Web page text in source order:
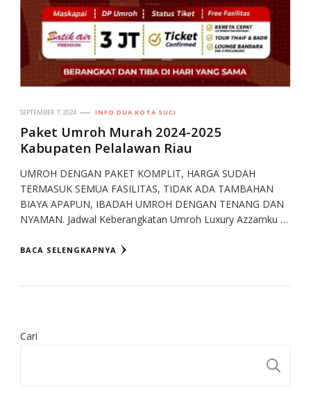
SEPTEMBER 7, 2024 INFO DUA KOTA SUCI
Paket Umroh Murah 2024-2025
Kabupaten Pelalawan Riau
UMROH DENGAN PAKET KOMPLIT, HARGA SUDAH
TERMASUK SEMUA FASILITAS, TIDAK ADA TAMBAHAN
BIAYA APAPUN, IBADAH UMROH DENGAN TENANG DAN
NYAMAN. Jadwal Keberangkatan Umroh Luxury Azzamku …
BACA SELENGKAPNYA
Cari